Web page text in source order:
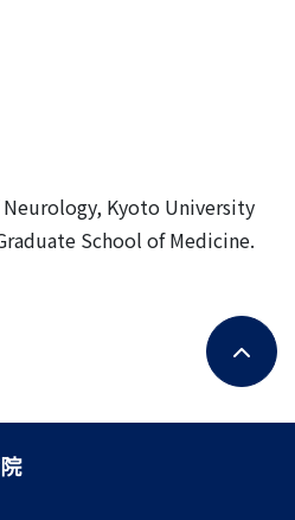
Kyoto University
School of Medicine.